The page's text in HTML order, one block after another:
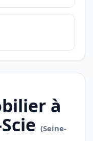
à
(Seine-